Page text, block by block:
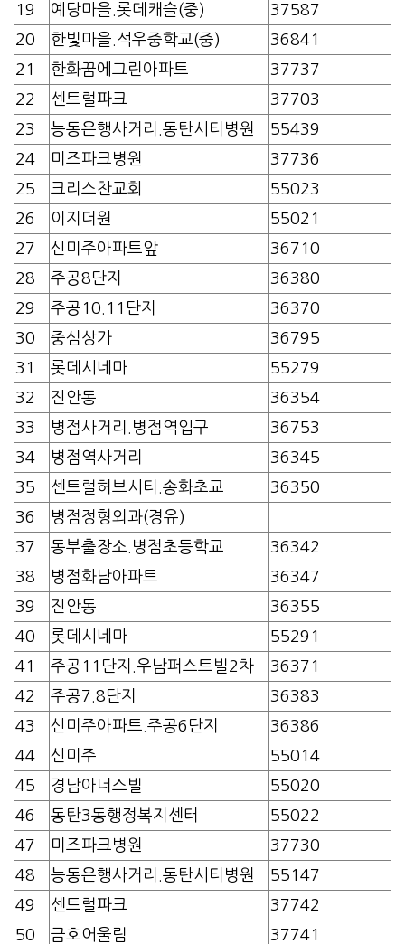
19 예당마을.롯데캐슬(중)
37587
20
한빛마을.석우중학교(중)
36841
21
한화꿈에그린아파트
37737
22
센트럴파크
37703
23
능동은행사거리.동탄시티병원
55439
24
미즈파크병원
37736
25
크리스찬교회
55023
26
이지더원
55021
27
신미주아파트앞
36710
28
주공8단지
36380
29
주공10.11단지
36370
30
중심상가
36795
31
롯데시네마
55279
32
진안동
36354
33
병점사거리.병점역입구
36753
34
병점역사거리
36345
35
센트럴허브시티.송화초교
36350
36
병점정형외과(경유)
37
동부출장소.병점초등학교
36342
38
병점화남아파트
36347
39
진안동
36355
40
롯데시네마
55291
41
주공11단지.우남퍼스트빌2차
36371
42
주공7.8단지
36383
43
신미주아파트.주공6단지
36386
44
신미주
55014
45
경남아너스빌
55020
46
동탄3동행정복지센터
55022
47
미즈파크병원
37730
48
능동은행사거리.동탄시티병원
55147
49
센트럴파크
37742
50
금호어울림
37741